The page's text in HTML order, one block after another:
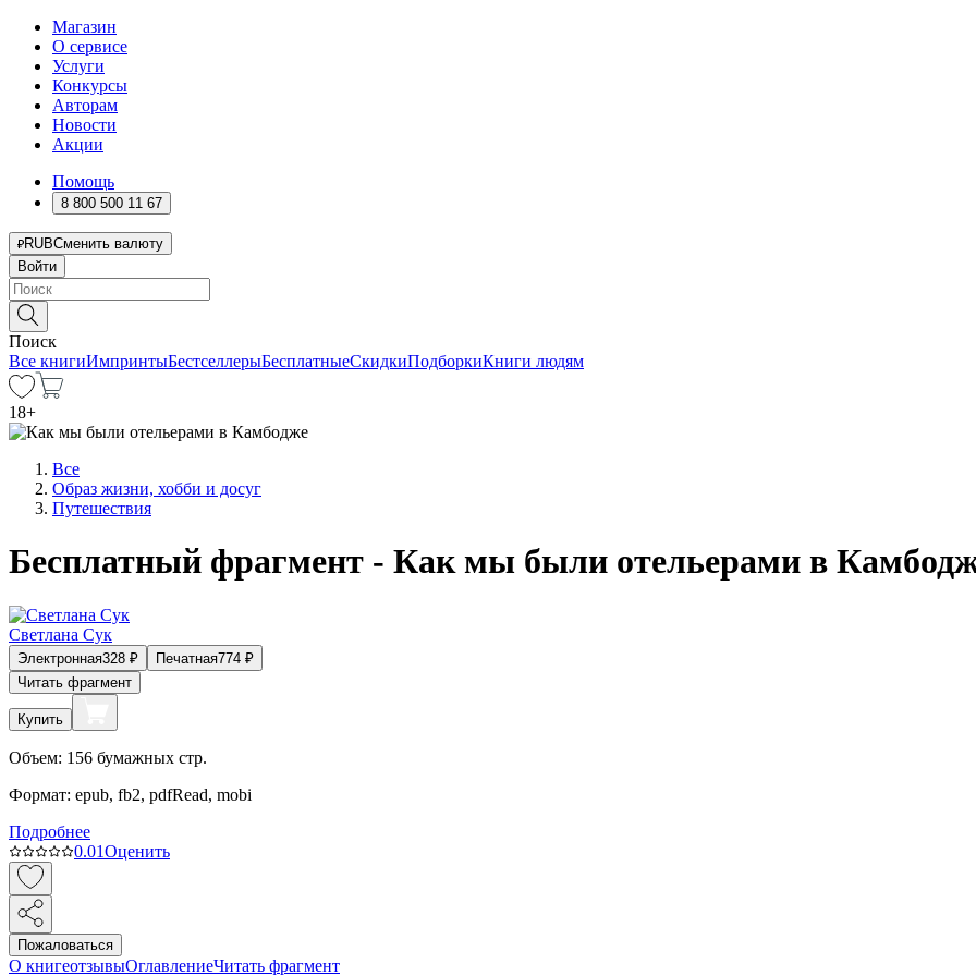
Магазин
О сервисе
Услуги
Конкурсы
Авторам
Новости
Акции
Помощь
8 800 500 11 67
RUBСменить валюту
Войти
Поиск
Все книгиИмпринтыБестселлерыБесплатныеСкидкиПодборкиКниги людям
18+
Все
Образ жизни, хобби и досуг
Путешествия
Бесплатный фрагмент - Как мы были отельерами в
Светлана Сук
Электронная328 ₽ Печатная774 ₽
Читать фрагмент
Купить
Объем: 156 бумажных стр.
Формат: epub, fb2, pdfRead, mobi
Подробнее
0.01Оценить
Пожаловаться
О книгеотзывыОглавлениеЧитать фрагмент